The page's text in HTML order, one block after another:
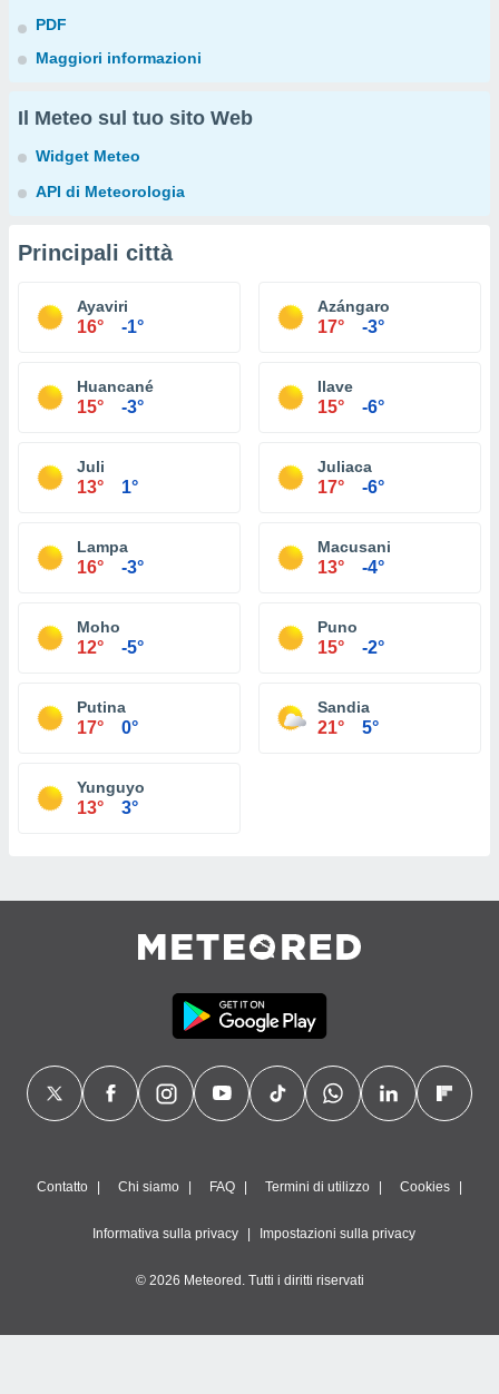
PDF
Maggiori informazioni
Il Meteo sul tuo sito Web
Widget Meteo
API di Meteorologia
Principali città
Ayaviri
16° -1°
Azángaro
17° -3°
Huancané
15° -3°
Ilave
15° -6°
Juli
13° 1°
Juliaca
17° -6°
Lampa
16° -3°
Macusani
13° -4°
Moho
12° -5°
Puno
15° -2°
Putina
17° 0°
Sandia
21° 5°
Yunguyo
13° 3°
Contatto Chi siamo FAQ Termini di utilizzo Cookies
Informativa sulla privacy Impostazioni sulla privacy
© 2026 Meteored. Tutti i diritti riservati